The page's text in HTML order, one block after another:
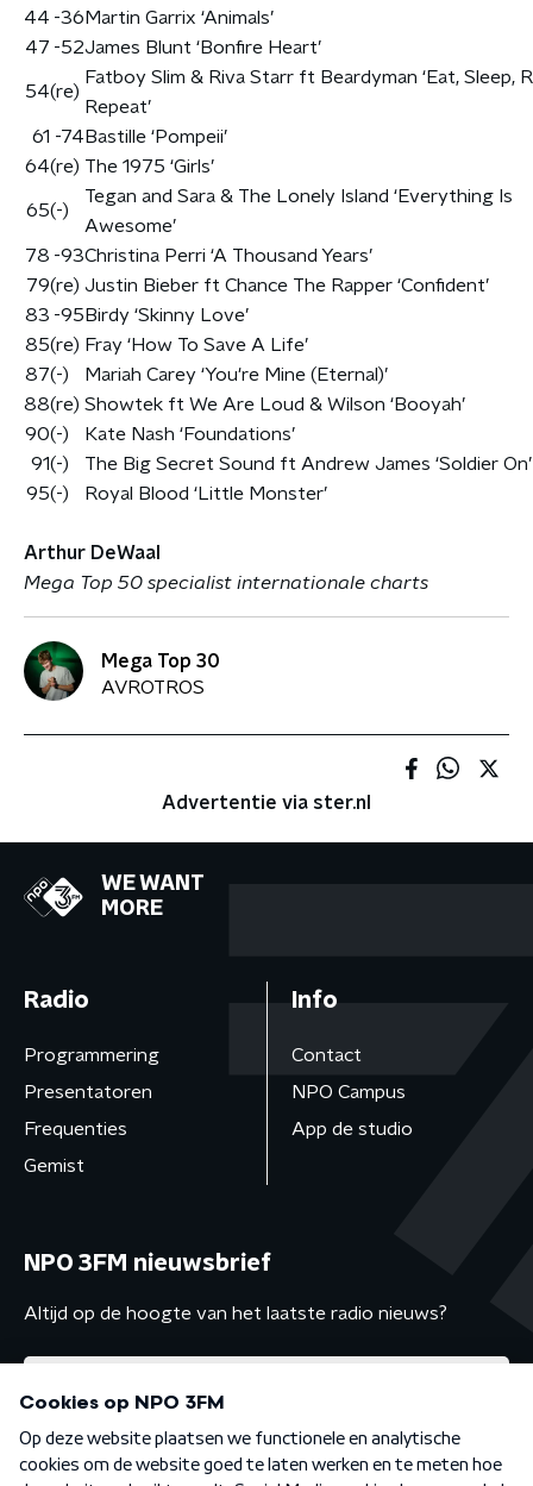
44 -36 Martin Garrix ‘Animals’
47 -52James Blunt ‘Bonfire Heart’
54(re)
Fatboy Slim & Riva Starr ft Beardyman ‘Eat, Sleep,
Repeat’
61 -74 Bastille ‘Pompeii’
64(re) The 1975 ‘Girls’
65(-)
Tegan and Sara & The Lonely Island ‘Everything Is
Awesome’
78 -93Christina Perri ‘A Thousand Years’
79(re) Justin Bieber ft Chance The Rapper ‘Confident’
83 -95 Birdy ‘Skinny Love’
85(re) Fray ‘How To Save A Life’
87(-)
Mariah Carey ‘You're Mine (Eternal)’
88(re) Showtek ft We Are Loud & Wilson ‘Booyah’
90(-)
Kate Nash ‘Foundations’
91(-)
The Big Secret Sound ft Andrew James ‘Soldier On’
95(-) Royal Blood ‘Little Monster’
Arthur DeWaal
Mega Top 50 specialist internationale charts
Mega Top 30
AVROTROS
Advertentie via ster.nl
WE WANT
MORE
Radio
Programmering
Presentatoren
Frequenties
Gemist
Info
Contact
NPO Campus
App de studio
NPO 3FM nieuwsbrief
Altijd op de hoogte van het laatste radio nieuws?